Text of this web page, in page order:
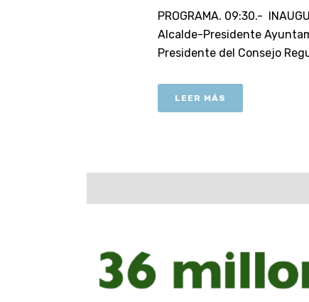
PROGRAMA. 09:30.-
Alcalde-Presidente
Presidente del Consejo
LEER MÁS